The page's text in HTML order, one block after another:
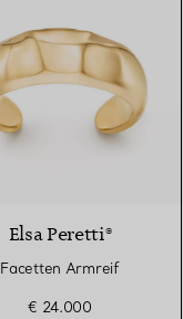
Elsa Peretti®
Facetten Armreif
€ 24.000